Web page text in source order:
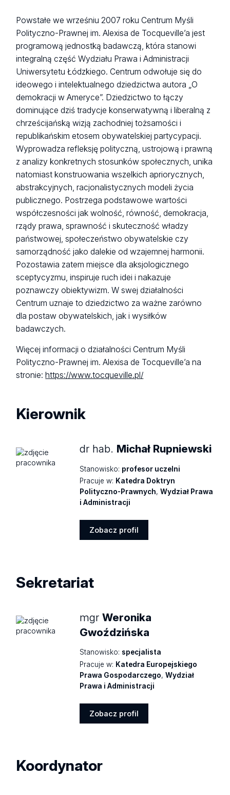
Powstałe we wrześniu 2007 roku Centrum Myśli
Polityczno-Prawnej im. Alexisa de Tocqueville’a jest
programową jednostką badawczą, która stanowi
integralną część Wydziału Prawa i Administracji
Uniwersytetu Łódzkiego. Centrum odwołuje się do
ideowego i intelektualnego dziedzictwa autora „O
demokracji w Ameryce”. Dziedzictwo to łączy
dominujące dziś tradycje konserwatywną i liberalną z
chrześcijańską wizją zachodniej tożsamości i
republikańskim etosem obywatelskiej partycypacji.
Wyprowadza refleksję polityczną, ustrojową i prawną
z analizy konkretnych stosunków społecznych, unika
natomiast konstruowania wszelkich apriorycznych,
abstrakcyjnych, racjonalistycznych modeli życia
publicznego. Postrzega podstawowe wartości
współczesności jak wolność, równość, demokracja,
rządy prawa, sprawność i skuteczność władzy
państwowej, społeczeństwo obywatelskie czy
samorządność jako dalekie od wzajemnej harmonii.
Pozostawia zatem miejsce dla aksjologicznego
sceptycyzmu, inspiruje ruch idei i nakazuje
poznawczy obiektywizm. W swej działalności
Centrum uznaje to dziedzictwo za ważne zarówno
dla postaw obywatelskich, jak i wysiłków
badawczych.
Więcej informacji o działalności Centrum Myśli
Polityczno-Prawnej im. Alexisa de Tocqueville’a na
stronie:https://www.tocqueville.pl/
Kierownik
dr hab. Michał Rupniewski
Stanowisko: profesor uczelni
Pracuje w: Katedra Doktryn
Polityczno-Prawnych,Wydział Prawa
i Administracji
Zobacz profil
Sekretariat
mgrWeronika
Gwoździńska
Stanowisko: specjalista
Pracuje w: Katedra Europejskiego
Prawa Gospodarczego,Wydział
Prawa i Administracji
Zobacz profil
Koordynator